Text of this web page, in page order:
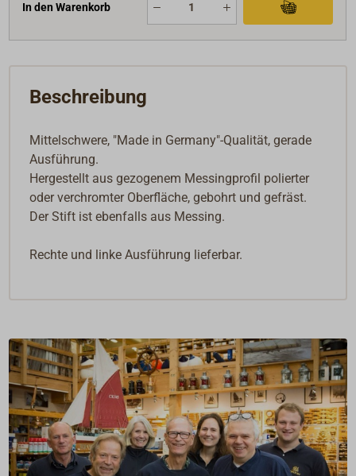
In den Warenkorb
Beschreibung
Mittelschwere, "Made in Germany"-Qualität, gerade
Ausführung.
Hergestellt aus gezogenem Messingprofil polierter
oder verchromter Oberfläche, gebohrt und gefräst.
Der Stift ist ebenfalls aus Messing.
Rechte und linke Ausführung lieferbar.